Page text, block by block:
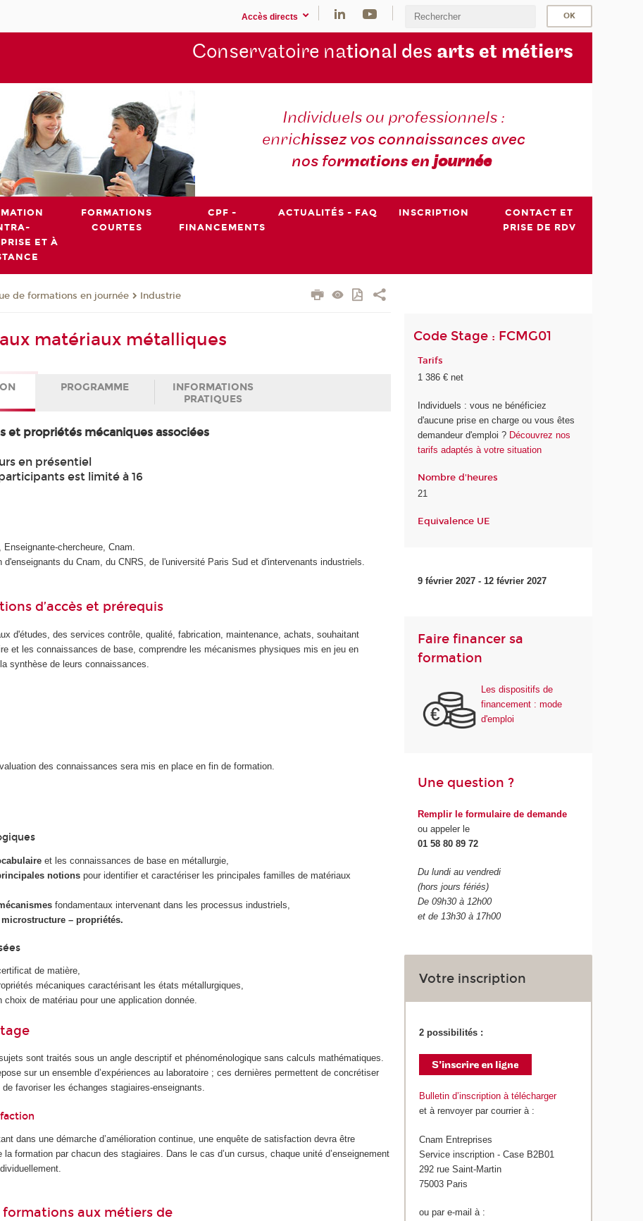
Accès directs
Conservatoire national des arts et métiers
Individuels ou professionnels :
enrichissez vos connaissances avec
nos formations enjournée
ET À
FORMATIONS
COURTES
CPF -
FINANCEMENTS
ACTUALITÉS - FAQ INSCRIPTION
CONTACT ET
PRISE DE RDV
de formations en journée Industrie
matériaux métalliques
PROGRAMME
INFORMATIONS
PRATIQUES
et propriétés mécaniques associées
en présentiel
est limité à 16
, Enseignante-chercheure, Cnam.
d'enseignants du Cnam, du CNRS, de l'université Paris Sud et d'intervenants industriels.
d’accès et prérequis
d'études, des services contrôle, qualité, fabrication, maintenance, achats, souhaitant
et les connaissances de base, comprendre les mécanismes physiques mis en jeu en
synthèse de leurs connaissances.
des connaissances sera mis en place en fin de formation.
et les connaissances de base en métallurgie,
notions pour identifier et caractériser les principales familles de matériaux
fondamentaux intervenant dans les processus industriels,
– propriétés.
de matière,
mécaniques caractérisant les états métallurgiques,
choix de matériau pour une application donnée.
sont traités sous un angle descriptif et phénoménologique sans calculs mathématiques.
sur un ensemble d’expériences au laboratoire ; ces dernières permettent de concrétiser
de favoriser les échanges stagiaires-enseignants.
dans une démarche d’amélioration continue, une enquête de satisfaction devra être
la formation par chacun des stagiaires. Dans le cas d’un cursus, chaque unité d’enseignement
formations aux métiers de
Code Stage : FCMG01
Tarifs
1 386 € net
Individuels : vous ne bénéficiez
d'aucune prise en charge ou vous êtes
demandeur d'emploi ? Découvrez nos
tarifs adaptés à votre situation
Nombre d'heures
21
Equivalence UE
9 février 2027 - 12 février 2027
Faire financer sa
formation
Les dispositifs de
financement : mode
d'emploi
Une question ?
Remplir le formulaire de demande
ou appeler le
01 58 80 89 72
Du lundi au vendredi
(hors jours fériés)
De 09h30 à 12h00
et de 13h30 à 17h00
Votre inscription
2 possibilités :
Bulletin d’inscription à télécharger
et à renvoyer par courrier à :
Cnam Entreprises
Service inscription - Case B2B01
292 rue Saint-Martin
75003 Paris
ou par e-mail à :